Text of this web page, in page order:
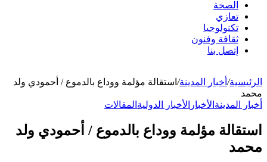
الصحة
تعازي
تكنولوجيا
ثقافة وفنون
إتصل بنا
الرئيسية/ أخبار المدينة/ استقالة مؤلمة ووداع بالدموع / أحمودي ولد
محمد
أخبار المدينة الأخبار الأخبار الدولية المقالات
استقالة مؤلمة ووداع بالدموع / أحمودي ولد
محمد